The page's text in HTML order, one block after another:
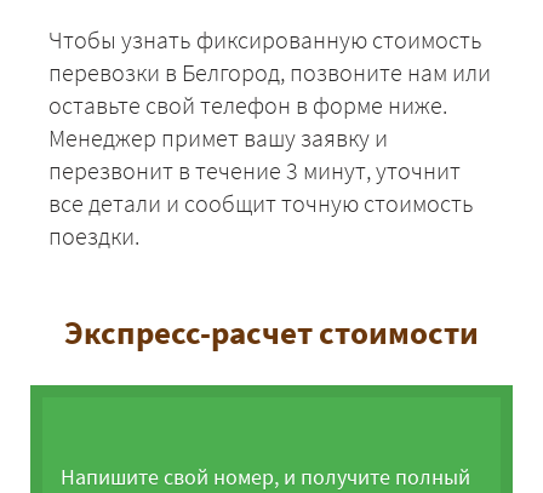
Чтобы узнать фиксированную стоимость
перевозки в Белгород, позвоните нам или
оставьте свой телефон в форме ниже.
Менеджер примет вашу заявку и
перезвонит в течение 3 минут, уточнит
все детали и сообщит точную стоимость
поездки.
Экспресс-расчет стоимости
Напишите свой номер, и получите полный